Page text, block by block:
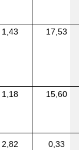
1,43 17,53
1,18 15,60
2,82 0,33